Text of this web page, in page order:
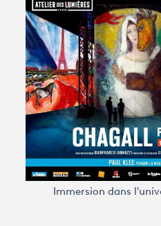
Immersion dans